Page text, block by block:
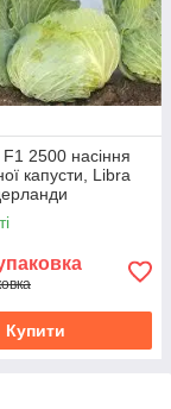
F1 2500 насіння
капусти, Libra
Купити